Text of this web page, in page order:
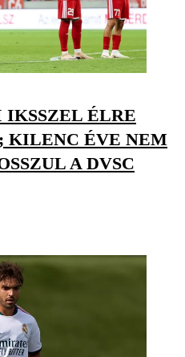
IKSSZEL ÉLRE
KILENC ÉVE NEM
A DVSC